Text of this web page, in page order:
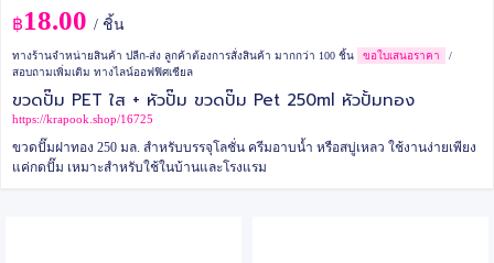
฿18.00 / ชิ้น
ทางร้านจำหน่ายสินค้า ปลีก-ส่ง ลูกค้าต้องการสั่งสินค้า มากกว่า 100 ชิ้น ขอใบเสนอราคา
/
สอบถามเพิ่มเติม ทางไลน์ออฟฟิศเชียล
ขวดปั๊ม PET ใส + หัวปั๊ม ขวดปั๊ม Pet 250ml หัวปั้มทอง
https://krapook.shop/16725
ขวดปั๊มฝาทอง 250 มล. สำหรับบรรจุโลชั่น ครีมอาบน้ำ หรือสบู่เหลว ใช้งานง่ายเพียง
แค่กดปั๊ม เหมาะสำหรับใช้ในบ้านและโรงแรม